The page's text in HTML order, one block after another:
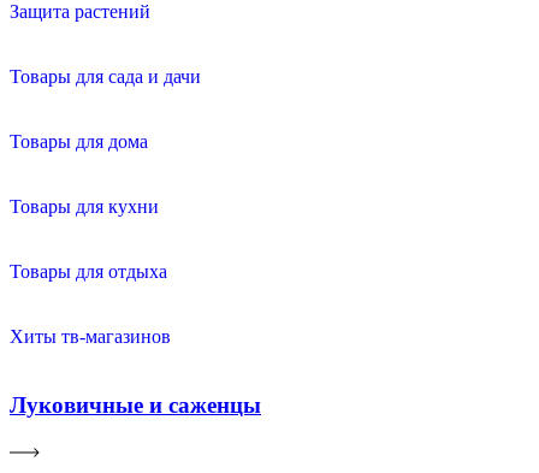
Защита растений
Товары для сада и дачи
Товары для дома
Товары для кухни
Товары для отдыха
Хиты тв-магазинов
Луковичные и саженцы